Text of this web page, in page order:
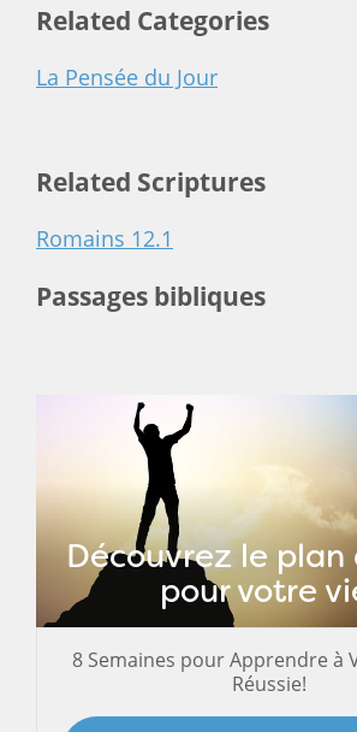
Related Categories
La Pensée du Jour
Related Scriptures
Romains 12.1
Passages bibliques
Découvrez le plan
pour votre
8 Semaines pour Apprendre à
Réussie!